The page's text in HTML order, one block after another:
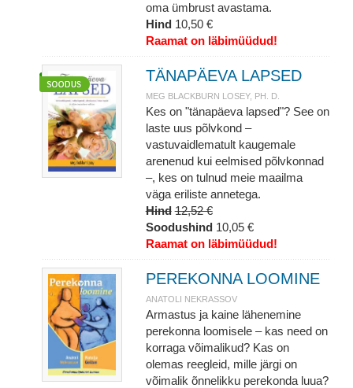
oma ümbrust avastama.
Hind 10,50 €
Raamat on läbimüüdud!
TÄNAPÄEVA LAPSED
MEG BLACKBURN LOSEY, PH. D.
Kes on "tänapäeva lapsed"? See on
laste uus põlvkond –
vastuvaidlematult kaugemale
arenenud kui eelmised põlvkonnad
–, kes on tulnud meie maailma
väga eriliste annetega.
Hind 12,52 €
Soodushind 10,05 €
Raamat on läbimüüdud!
PEREKONNA LOOMINE
ANATOLI NEKRASSOV
Armastus ja kaine lähenemine
perekonna loomisele – kas need on
korraga võimalikud? Kas on
olemas reegleid, mille järgi on
võimalik õnnelikku perekonda luua?